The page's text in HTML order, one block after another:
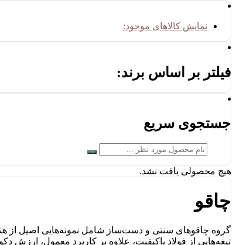
نمایش کالاهای موجود:
فیلتر بر اساس برند:
جستجوی سریع
هیچ محصولی یافت نشد.
چاقو
گروه چاقوهای سنتی و دست‌ساز شامل نمونه‌هایی اصیل از
تیغه‌هایی از فولاد باکیفیت، علاوه بر کاربرد معمول، ارزش